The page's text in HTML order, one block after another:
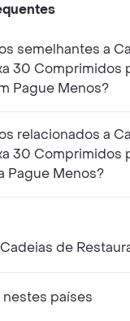
semelhantes a
30 Comprimidos
Pague Menos?
relacionados a
30 Comprimidos
Pague Menos?
de
países